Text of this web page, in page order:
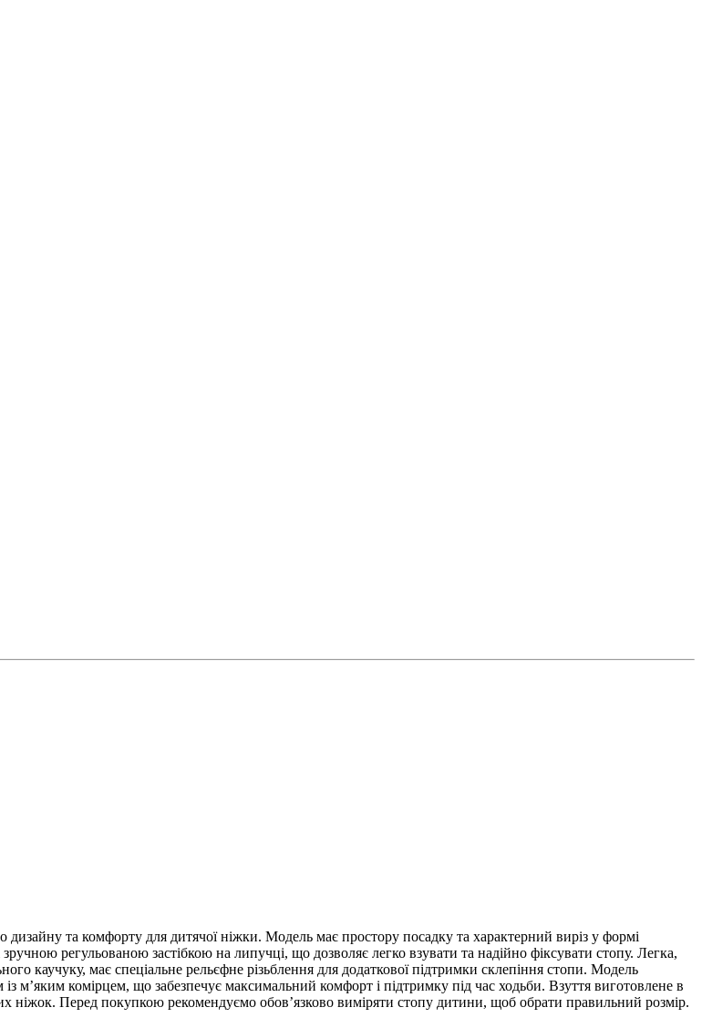
та комфорту для дитячої ніжки. Модель має простору посадку та характерний виріз у формі
регульованою застібкою на липучці, що дозволяє легко взувати та надійно фіксувати стопу. Легка,
каучуку, має спеціальне рельєфне різьблення для додаткової підтримки склепіння стопи. Модель
м’яким комірцем, що забезпечує максимальний комфорт і підтримку під час ходьби. Взуття виготовлене в
ніжок. Перед покупкою рекомендуємо обов’язково виміряти стопу дитини, щоб обрати правильний розмір.